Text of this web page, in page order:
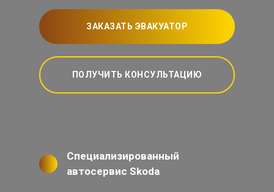
ЗАКАЗАТЬ ЭВАКУАТОР
ПОЛУЧИТЬ КОНСУЛЬТАЦИЮ
Специализированный
автосервис Skoda